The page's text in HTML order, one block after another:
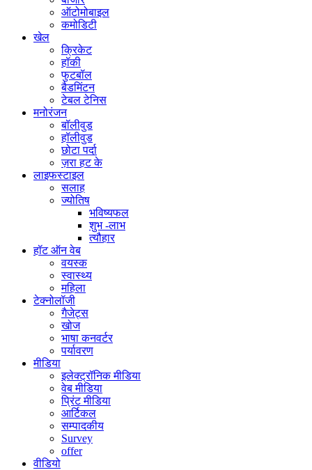
ऑटोमोबाइल
कमोडिटी
खेल
क्रिकेट
हॉकी
फुटबॉल
बैडमिंटन
टेबल टेनिस
मनोरंजन
बॉलीवुड
हॉलीवुड
छोटा पर्दा
ज़रा हट के
लाइफस्टाइल
सलाह
ज्योतिष
भविष्यफल
शुभ -लाभ
त्यौहार
हॉट ऑन वेब
वयस्क
स्वास्थ्य
महिला
टेक्नोलॉजी
गैजेट्स
खोज
भाषा कनवर्टर
पर्यावरण
मीडिया
इलेक्ट्रॉनिक मीडिया
वेब मीडिया
प्रिंट मीडिया
आर्टिकल
सम्पादकीय
Survey
offer
वीडियो